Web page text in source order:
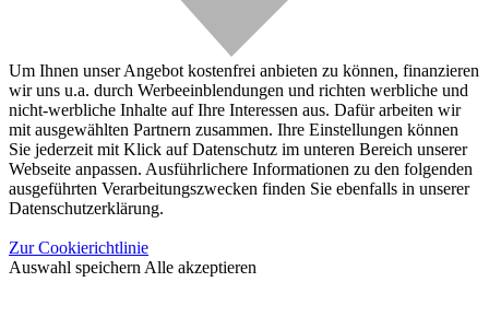
Um Ihnen unser Angebot kostenfrei anbieten zu können, finanzieren
wir uns u.a. durch Werbeeinblendungen und richten werbliche und
nicht-werbliche Inhalte auf Ihre Interessen aus. Dafür arbeiten wir
mit ausgewählten Partnern zusammen. Ihre Einstellungen können
Sie jederzeit mit Klick auf Datenschutz im unteren Bereich unserer
Webseite anpassen. Ausführlichere Informationen zu den folgenden
ausgeführten Verarbeitungszwecken finden Sie ebenfalls in unserer
Datenschutzerklärung.
Zur Cookierichtlinie
Auswahl speichern Alle akzeptieren